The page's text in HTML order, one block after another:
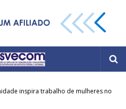
inspira trabalho de mulheres no